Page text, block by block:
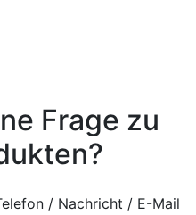
Frage zu
/ Nachricht / E-Mail